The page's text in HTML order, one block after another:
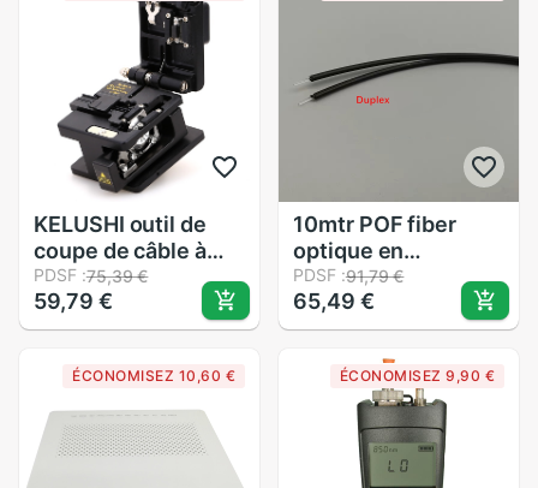
localisateur de
défaut visuel
KELUSHI outil de
coupe de câble à
fibers de haute
précision SKL-60S
coupe-couperet à
lame à 12 positions
couteau de coupe
en métal
PDSF :75,39 €
59,79 €
10mtr POF fiber
optique en
plastique télécom
2.2*1.0 HFBR-
RUS/EUS500Z fiber
optique importée,
veste chinoise faite
PDSF :91,79 €
65,49 €
ÉCONOMISEZ 10,60 € ÉCONOMISEZ 9,90 €